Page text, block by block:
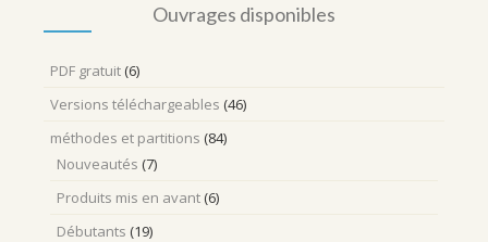
Ouvrages disponibles
PDF gratuit (6)
Versions téléchargeables (46)
méthodes et partitions (84)
Nouveautés (7)
Produits mis en avant (6)
Débutants (19)